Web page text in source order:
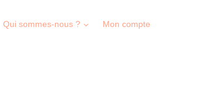
Qui sommes-nous ? Mon compte